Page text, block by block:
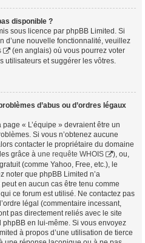
disponible ?
sous licence par phpBB Limited. Si
d’une nouvelle fonctionnalité, veuillez
(en anglais) où vous pourrez voter
utilisateurs et suggérer les vôtres.
d’abus ou d’ordres légaux
« L’équipe » devraient être un
Si vous n’obtenez aucune
contacter le propriétaire du domaine
grâce à une requête WHOIS
), ou,
(comme Yahoo, Free, etc.), le
noter que phpBB Limited n’a
en aucun cas être tenu comme
ce forum est utilisé. Ne contactez pas
légal (commentaire incessant,
pas directement reliés avec le site
en lui-même. Si vous envoyez
à propos d’une utilisation de tierce